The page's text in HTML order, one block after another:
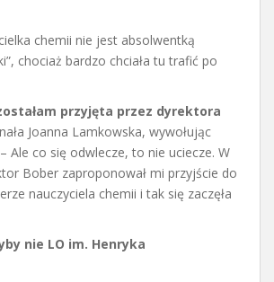
chemii nie jest absolwentką
chociaż bardzo chciała tu trafić po
przyjęta przez dyrektora
Joanna Lamkowska, wywołując
Ale co się odwlecze, to nie uciecze. W
Bober zaproponował mi przyjście do
nauczyciela chemii i tak się zaczęła
nie LO im. Henryka